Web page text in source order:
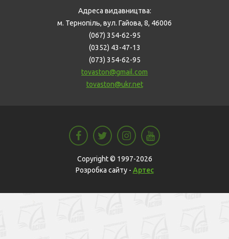
Адреса видавництва:
м. Тернопіль, вул. Гайова, 8, 46006
(067) 354-62-95
(0352) 43-47-13
(073) 354-62-95
tovaston@gmail.com
tovaston@ukr.net
Copyright © 1997-2026
Розробка сайту - Артес